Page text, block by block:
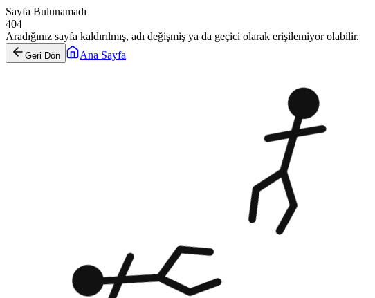
Sayfa Bulunamadı
404
Aradığınız sayfa kaldırılmış, adı değişmiş ya da geçici olarak erişilemiyor olabilir.
Geri Dön Ana Sayfa